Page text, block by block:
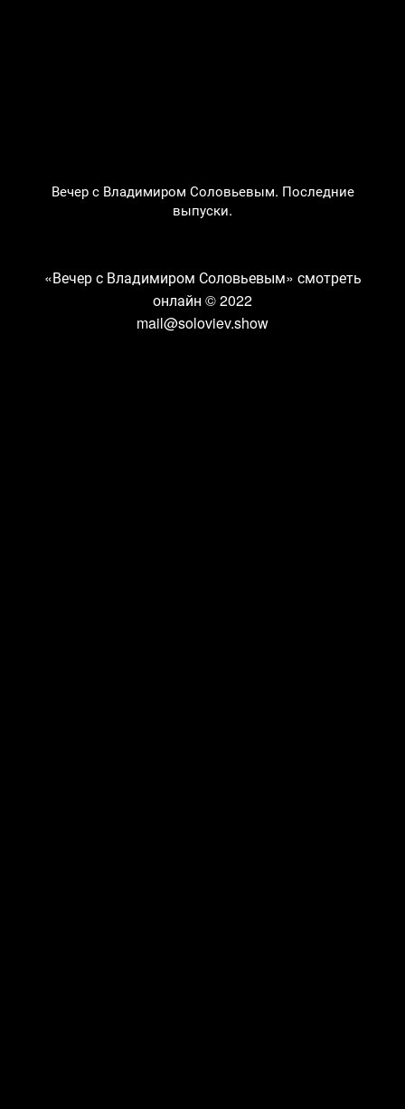
Вечер с Владимиром Соловьевым. Последние
выпуски.
«Вечер с Владимиром Соловьевым» смотреть
онлайн © 2022
mail@soloviev.show